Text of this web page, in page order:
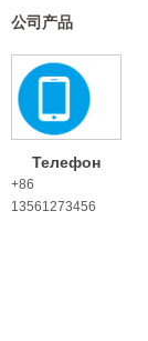
公司产品
Телефон
+86
13561273456